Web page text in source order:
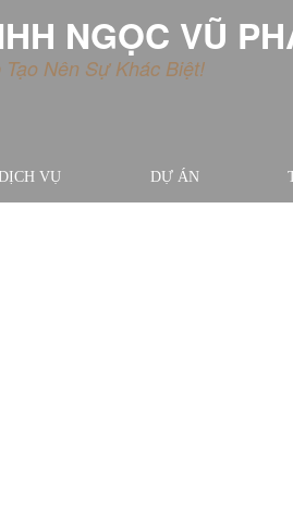
NGỌC VŨ
Nên Sự Khác Biệt!
VỤ DỰ ÁN